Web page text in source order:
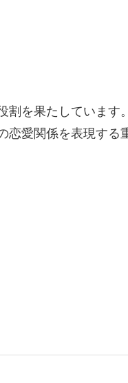
を果たしています
愛関係を表現する